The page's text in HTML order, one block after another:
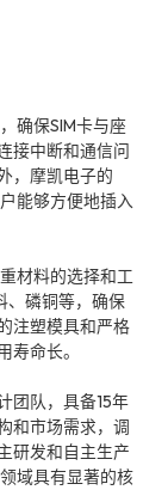
确保SIM卡与座
接中断和通信问
，摩凯电子的
能够方便地插入
材料的选择和工
、磷铜等，确保
注塑模具和严格
寿命长。
团队，具备15年
和市场需求，调
研发和自主生产
域具有显著的核